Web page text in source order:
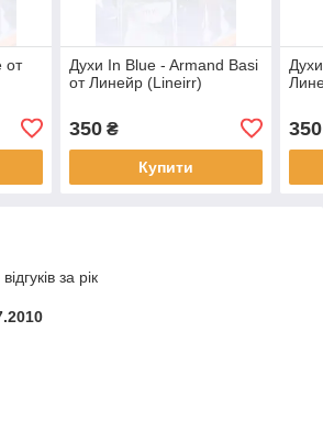
от
Духи In Blue - Armand Basi
от Линейр (Lineirr)
350₴
Купити
350
за рік